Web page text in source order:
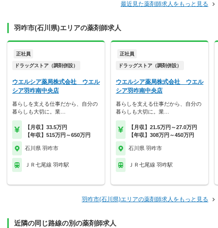
最近見た薬剤師求人をもっと見る
羽咋市(石川県)エリアの薬剤師求人
正社員
ドラッグストア（調剤併設）
ウエルシア薬局株式会社 ウエル
シア羽咋南中央店
暮らしを支える仕事だから、自分の
暮らしも大切に。業…
【月収】33.5万円
【年収】515万円～650万円
石川県 羽咋市
ＪＲ七尾線 羽咋駅
正社員
ドラッグストア（調剤併設）
ウエルシア薬局株式会社 ウエル
シア羽咋南中央店
暮らしを支える仕事だから、自分の
暮らしも大切に。業…
【月収】21.5万円～27.0万円
【年収】308万円～450万円
石川県 羽咋市
ＪＲ七尾線 羽咋駅
羽咋市(石川県)エリアの薬剤師求人をもっと見る
近隣の同じ路線の別の薬剤師求人